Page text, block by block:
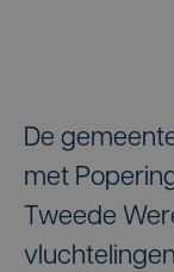
De
met
Tweede